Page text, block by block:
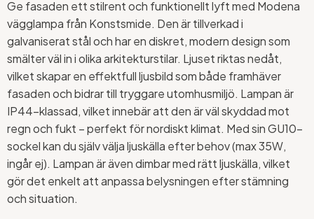
Ge fasaden ett stilrent och funktionellt lyft med Modena
vägglampa från Konstsmide. Den är tillverkad i
galvaniserat stål och har en diskret, modern design som
smälter väl in i olika arkitekturstilar. Ljuset riktas nedåt,
vilket skapar en effektfull ljusbild som både framhäver
fasaden och bidrar till tryggare utomhusmiljö. Lampan är
IP44-klassad, vilket innebär att den är väl skyddad mot
regn och fukt – perfekt för nordiskt klimat. Med sin GU10-
sockel kan du själv välja ljuskälla efter behov (max 35W,
ingår ej). Lampan är även dimbar med rätt ljuskälla, vilket
gör det enkelt att anpassa belysningen efter stämning
och situation.